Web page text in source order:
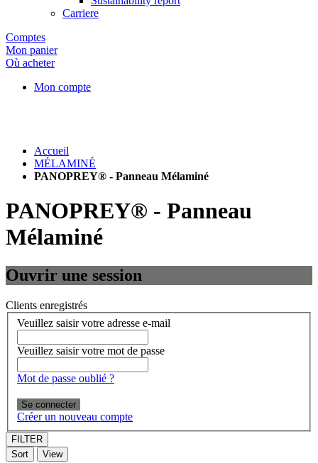
Carriere
Comptes
Mon panier
Où acheter
Mon compte
Accueil
MÉLAMINÉ
PANOPREY® - Panneau Mélaminé
PANOPREY® - Panneau
Mélaminé
Ouvrir une session
Clients enregistrés
Veuillez saisir votre adresse e-mail
Veuillez saisir votre mot de passe
Mot de passe oublié ?
Se connecter
Créer un nouveau compte
FILTER
Sort
View